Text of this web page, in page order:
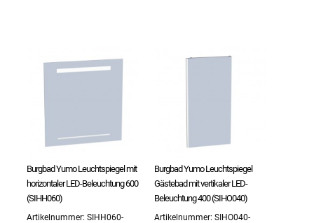
Burgbad Yumo Leuchtspiegel mit
horizontaler LED-Beleuchtung 600
(SIHH060)
Artikelnummer: SIHH060-
Burgbad Yumo Leuchtspiegel
Gästebad mit vertikaler LED-
Beleuchtung 400 (SIHO040)
Artikelnummer:SIHO040-